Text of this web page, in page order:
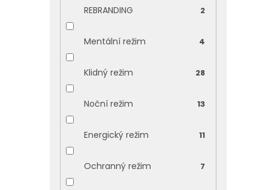
REBRANDING 2
Mentální režim 4
Klidný režim 28
Noční režim 13
Energický režim 11
Ochranný režim 7